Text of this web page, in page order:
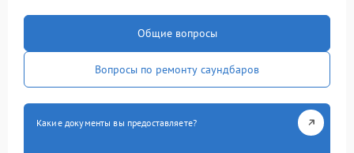
Общие вопросы
Вопросы по ремонту саундбаров
Какие документы вы предоставляете?